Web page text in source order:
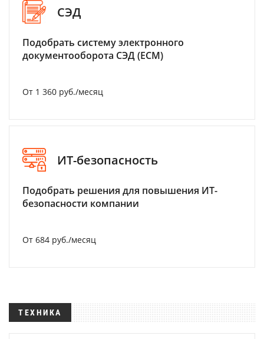
СЭД
Подобрать систему электронного
документооборота СЭД (ECM)
От 1 360 руб./месяц
ИТ-безопасность
Подобрать решения для повышения ИТ-
безопасности компании
От 684 руб./месяц
ТЕХНИКА